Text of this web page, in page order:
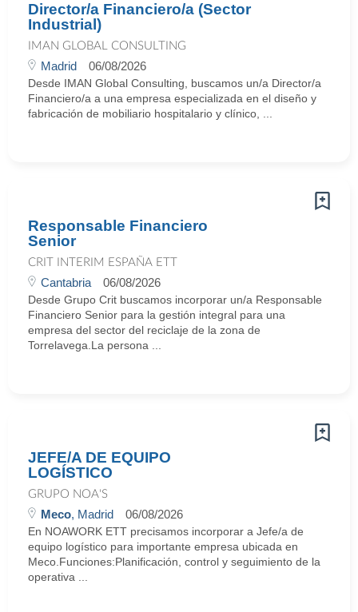
Director/a Financiero/a (Sector
Industrial)
IMAN GLOBAL CONSULTING
Madrid 06/08/2026
Desde IMAN Global Consulting, buscamos un/a Director/a
Financiero/a a una empresa especializada en el diseño y
fabricación de mobiliario hospitalario y clínico, ...
Responsable Financiero
Senior
CRIT INTERIM ESPAÑA ETT
Cantabria 06/08/2026
Desde Grupo Crit buscamos incorporar un/a Responsable
Financiero Senior para la gestión integral para una
empresa del sector del reciclaje de la zona de
Torrelavega.La persona ...
JEFE/A DE EQUIPO
LOGÍSTICO
GRUPO NOA'S
Meco, Madrid 06/08/2026
En NOAWORK ETT precisamos incorporar a Jefe/a de
equipo logístico para importante empresa ubicada en
Meco.Funciones:Planificación, control y seguimiento de la
operativa ...